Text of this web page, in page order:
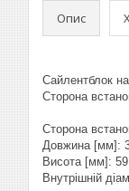
Опис
Сайлентблок
Сторона
Сторона
Довжина [мм]:
Висота [мм]: 59
Внутрішній